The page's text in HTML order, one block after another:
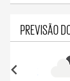
PREVISÃO
19°C